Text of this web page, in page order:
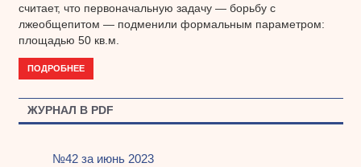
считает, что первоначальную задачу — борьбу с
лжеобщепитом — подменили формальным параметром:
площадью 50 кв.м.
ПОДРОБНЕЕ
ЖУРНАЛ В PDF
№42 за июнь 2023